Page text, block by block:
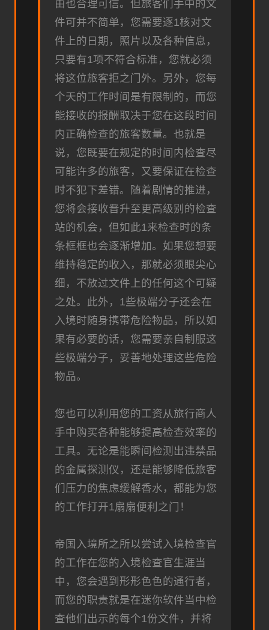
由也合理可信。但旅客们手中的文
件可并不简单，您需要逐1核对文
件上的日期，照片以及各种信息，
只要有1项不符合标准，您就必须
将这位旅客拒之门外。另外，您每
个天的工作时间是有限制的，而您
能接收的报酬取决于您在这段时间
内正确检查的旅客数量。也就是
说，您既要在规定的时间内检查尽
可能许多的旅客，又要保证在检查
时不犯下差错。随着剧情的推进，
您将会接收晋升至更高级别的检查
站的机会，但如此1来检查时的条
条框框也会逐渐增加。如果您想要
维持稳定的收入，那就必须眼尖心
细，不放过文件上的任何这个可疑
之处。此外，1些极端分子还会在
入境时随身携带危险物品，所以如
果有必要的话，您需要亲自制服这
些极端分子，妥善地处理这些危险
物品。
您也可以利用您的工资从旅行商人
手中购买各种能够提高检查效率的
工具。无论是能瞬间检测出违禁品
的金属探测仪，还是能够降低旅客
们压力的焦虑缓解香水，都能为您
的工作打开1扇扇便利之门！
帝国入境所之所以尝试入境检查官
的工作在您的入境检查官生涯当
中，您会遇到形形色色的通行者，
而您的职责就是在迷你软件当中检
查他们出示的每个1份文件，并将